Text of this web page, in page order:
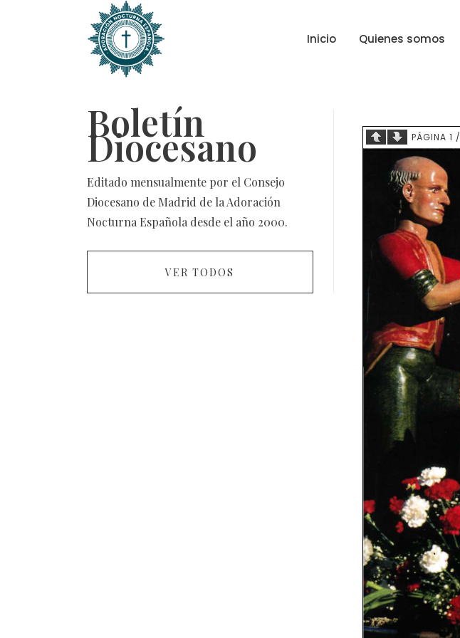
Inicio Quienes somos
Boletín
Diocesano
Editado mensualmente por el Consejo
Diocesano de Madrid de la Adoración
Nocturna Española desde el año 2000.
VER TODOS
PÁGINA 1 /